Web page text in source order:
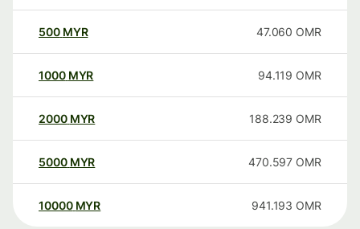
500 MYR 47.060 OMR
1000 MYR 94.119 OMR
2000 MYR 188.239 OMR
5000 MYR 470.597 OMR
10000 MYR 941.193 OMR